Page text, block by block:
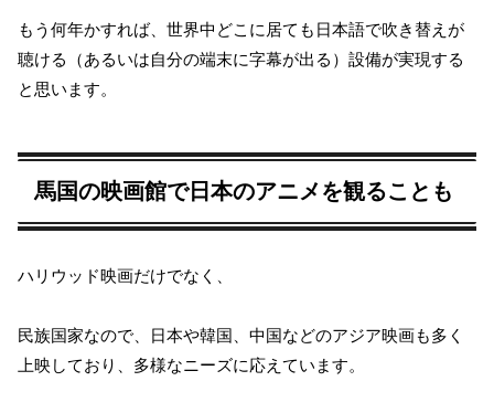
もう何年かすれば、世界中どこに居ても日本語で吹き替えが
聴ける（あるいは自分の端末に字幕が出る）設備が実現する
と思います。
馬国の映画館で日本のアニメを観ることも
ハリウッド映画だけでなく、
民族国家なので、日本や韓国、中国などのアジア映画も多く
上映しており、多様なニーズに応えています。